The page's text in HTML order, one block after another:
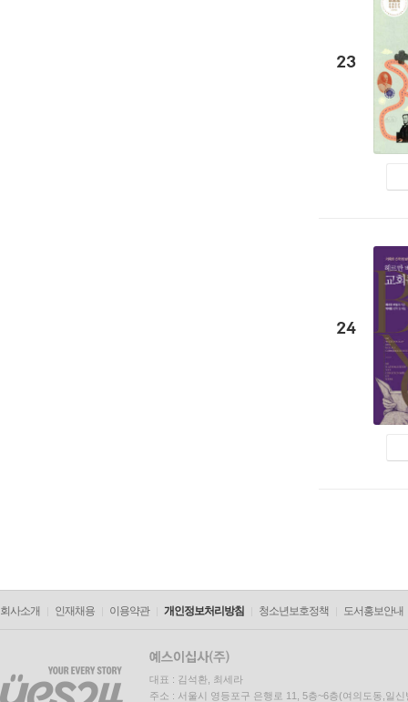
23
24
회사소개 인재채용 이용약관 개인정보처리방침 청소년보호정책 도서홍보안내
대표 : 김석환, 최세라
주소 : 서울시 영등포구 은행로 11, 5층~6층(여의도동,일신